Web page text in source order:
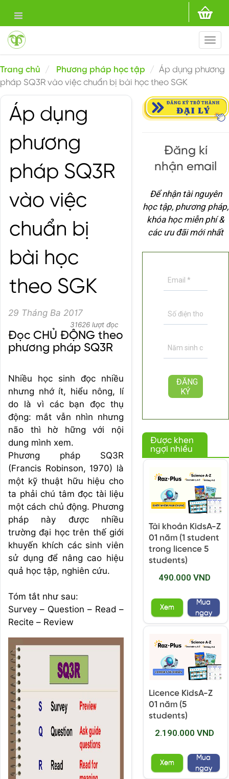
Trang chủ Phương pháp học tập
Áp dụng phương
pháp SQ3R vào việc chuẩn bị bài học theo SGK
Áp dụng
phương
pháp SQ3R
vào việc
chuẩn bị
bài học
theo SGK
29 Tháng Ba 2017
31626 lượt đọc
Đọc CHỦ ĐỘNG theo
phương pháp SQ3R
Nhiều học sinh đọc nhiều
nhưng nhớ ít, hiểu nông, lí
do là vì các bạn đọc thụ
động: mắt vẫn nhìn nhưng
não thì hờ hững với nội
dung mình xem.
Phương pháp SQ3R
(Francis Robinson, 1970) là
một kỹ thuật hữu hiệu cho
ta phải chú tâm đọc tài liệu
một cách chủ động. Phương
pháp này được nhiều
trường đại học trên thế giới
khuyến khích các sinh viên
sử dụng để nâng cao hiệu
quả học tập, nghiên cứu.
Tóm tắt như sau:
Survey – Question – Read –
Recite – Review
Đăng kí
nhận email
Để nhận tài nguyên
học tập, phương pháp,
khóa học miễn phí &
các ưu đãi mới nhất
Được khen
ngợi nhiều
Tài khoản KidsA-Z
01 năm (1 student
trong licence 5
students)
490.000 VND
Xem
Mua
ngay
Licence KidsA-Z
01 năm (5
students)
2.190.000 VND
Xem
Mua
ngay